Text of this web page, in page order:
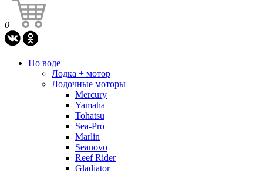
0
По воде
Лодка + мотор
Лодочные моторы
Mercury
Yamaha
Tohatsu
Sea-Pro
Marlin
Seanovo
Reef Rider
Gladiator